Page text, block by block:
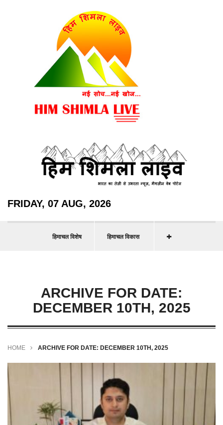
FRIDAY, 07 AUG, 2026
हिमाचल विशेष हिमाचल विकास
ARCHIVE FOR DATE:
DECEMBER 10TH, 2025
HOME ARCHIVE FOR DATE: DECEMBER 10TH, 2025